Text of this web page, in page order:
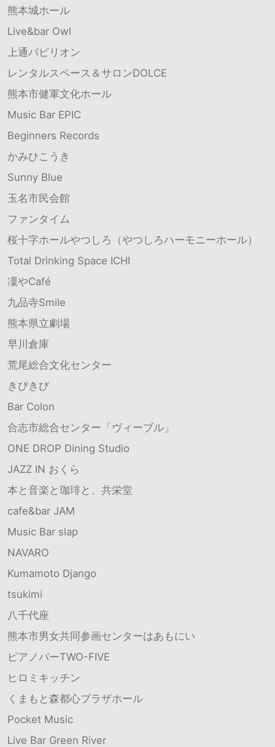
熊本城ホール
Live&bar Owl
上通パビリオン
レンタルスペース＆サロンDOLCE
熊本市健軍文化ホール
Music Bar EPIC
Beginners Records
かみひこうき
Sunny Blue
玉名市民会館
ファンタイム
桜十字ホールやつしろ（やつしろハーモニーホール）
Total Drinking Space ICHI
凜やCafé
九品寺Smile
熊本県立劇場
早川倉庫
荒尾総合文化センター
きびきび
Bar Colon
合志市総合センター「ヴィーブル」
ONE DROP Dining Studio
JAZZ IN おくら
本と音楽と珈琲と、共栄堂
cafe&bar JAM
Music Bar slap
NAVARO
Kumamoto Django
tsukimi
八千代座
熊本市男女共同参画センターはあもにい
ピアノバーTWO-FIVE
ヒロミキッチン
くまもと森都心プラザホール
Pocket Music
Live Bar Green River